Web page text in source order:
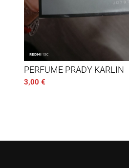
PERFUME PRADY KARLIN
3,00€